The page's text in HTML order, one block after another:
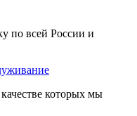
по всей России и
которых мы